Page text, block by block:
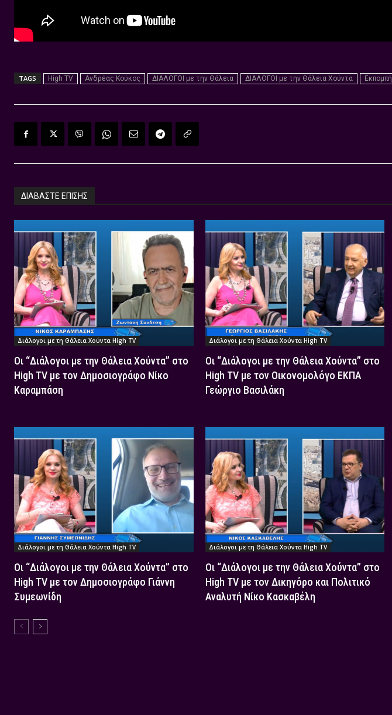
TAGS High TV Ανδρέας Κούκος ΔΙΑΛΟΓΟΙ με την Θάλεια ΔΙΑΛΟΓΟΙ με την Θάλεια Χούντα Εκπομπή
ΔΙΑΒΑΣΤΕ ΕΠΙΣΗΣ
Διάλογοι με τη Θάλεια Χούντα High TV
Οι “Διάλογοι με την Θάλεια Χούντα” στο
High TV με τον Δημοσιογράφο Νίκο
Καραμπάση
Διάλογοι με τη Θάλεια Χούντα High TV
Οι “Διάλογοι με την Θάλεια Χούντα” στο
High TV με τον Οικονομολόγο ΕΚΠΑ
Γεώργιο Βασιλάκη
Διάλογοι με τη Θάλεια Χούντα High TV
Οι “Διάλογοι με την Θάλεια Χούντα” στο
High TV με τον Δημοσιογράφο Γιάννη
Συμεωνίδη
Διάλογοι με τη Θάλεια Χούντα High TV
Οι “Διάλογοι με την Θάλεια Χούντα” στο
High TV με τον Δικηγόρο και Πολιτικό
Αναλυτή Νίκο Κασκαβέλη